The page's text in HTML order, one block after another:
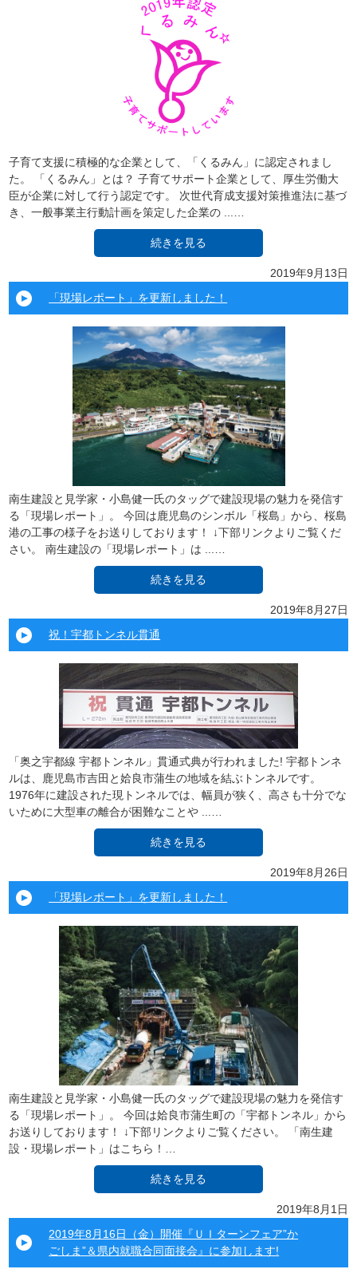
子育て支援に積極的な企業として、「くるみん」に認定されまし
た。 「くるみん」とは？ 子育てサポート企業として、厚生労働⼤
⾂が企業に対して⾏う認定です。 次世代育成支援対策推進法に基づ
き、一般事業主行動計画を策定した企業の ...…
続きを見る
2019年9月13日
「現場レポート」を更新しました！
南生建設と見学家・小島健一氏のタッグで建設現場の魅力を発信す
る「現場レポート」。 今回は鹿児島のシンボル「桜島」から、桜島
港の工事の様子をお送りしております！ ↓下部リンクよりご覧くだ
さい。 南生建設の「現場レポート」は ...…
続きを見る
2019年8月27日
祝！宇都トンネル貫通
「奥之宇都線 宇都トンネル」貫通式典が行われました! 宇都トンネ
ルは、鹿児島市吉田と姶良市蒲生の地域を結ぶトンネルです。
1976年に建設された現トンネルでは、幅員が狭く、高さも十分でな
いために大型車の離合が困難なことや ...…
続きを見る
2019年8月26日
「現場レポート」を更新しました！
南生建設と見学家・小島健一氏のタッグで建設現場の魅力を発信す
る「現場レポート」。 今回は姶良市蒲生町の「宇都トンネル」から
お送りしております！ ↓下部リンクよりご覧ください。 「南生建
設・現場レポート」はこちら！…
続きを見る
2019年8月1日
2019年8月16日（金）開催『ＵＩターンフェア”か
ごしま”＆県内就職合同面接会』に参加します!